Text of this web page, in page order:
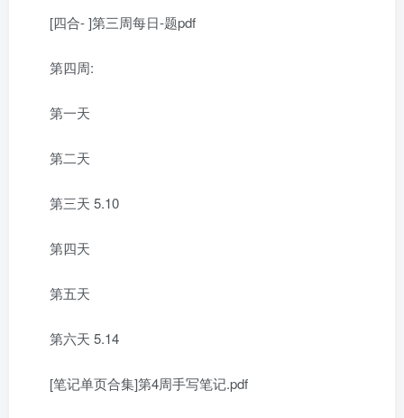
[四合- ]第三周每日-题pdf
第四周:
第一天
第二天
第三天 5.10
第四天
第五天
第六天 5.14
[笔记单页合集]第4周手写笔记.pdf